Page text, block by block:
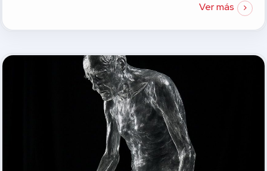
Ver más